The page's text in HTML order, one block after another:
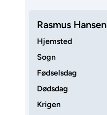
Rasmus Hansen
Hjemsted
Sogn
Fødselsdag
Dødsdag
Krigen